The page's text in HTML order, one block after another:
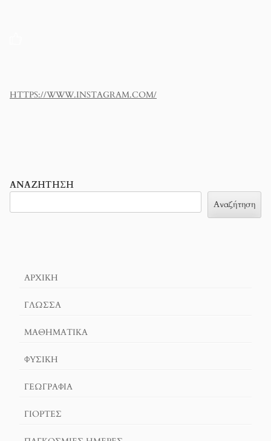
HTTPS://WWW.INSTAGRAM.COM/
ΑΝΑΖΉΤΗΣΗ
Αναζήτηση
ΑΡΧΙΚΉ
ΓΛΏΣΣΑ
ΜΑΘΗΜΑΤΙΚΆ
ΦΥΣΙΚΗ
ΓΕΩΓΡΑΦΊΑ
ΓΙΟΡΤΈΣ